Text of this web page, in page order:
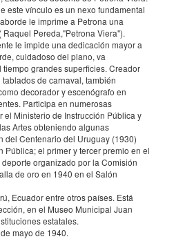
este vínculo es un nexo fundamental
le imprime a Petrona una
Pereda,"Petrona Viera").
le impide una dedicación mayor a
cuidadoso del plano, va
grandes superficies. Creador
de carnaval, también
decorador y escenógrafo en
Participa en numerosas
Ministerio de Instrucción Pública y
Artes obteniendo algunas
del Centenario del Uruguay (1930)
Pública; el primer y tercer premio en el
organizado por la Comisión
de oro en 1940 en el Salón
Ecuador entre otros países. Está
en el Museo Municipal Juan
estatales.
mayo de 1940.